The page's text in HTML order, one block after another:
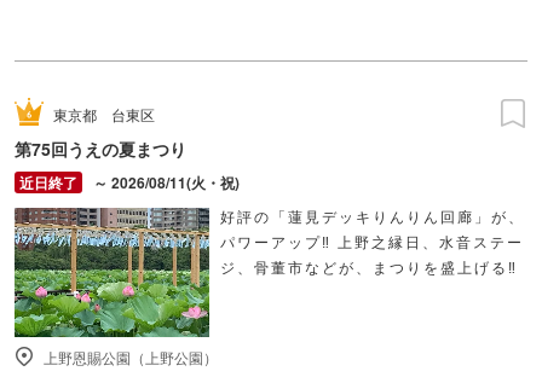
東京都 台東区
第75回うえの夏まつり
～ 2026/08/11(火・祝)
好評の「蓮見デッキりんりん回廊」が、
パワーアップ‼ 上野之縁日、水音ステー
ジ、骨董市などが、まつりを盛上げる‼
上野恩賜公園（上野公園）